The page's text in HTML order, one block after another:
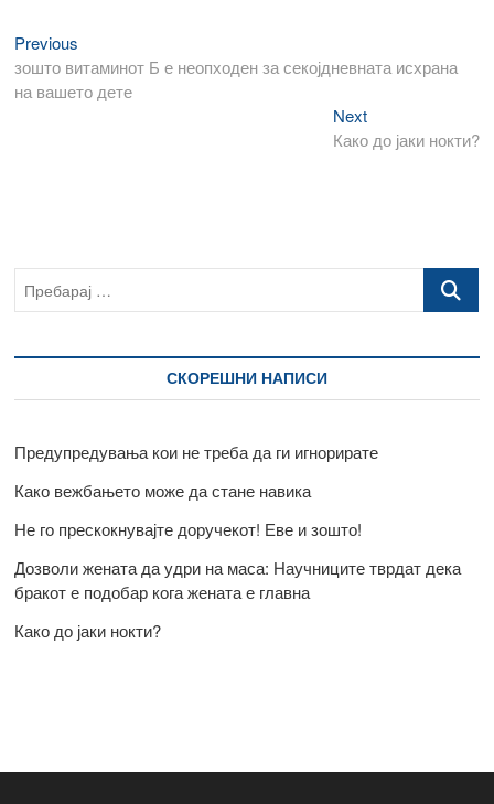
Навигација
на
Previous
post:
зошто витаминот Б е неопходен за секојдневната исхрана
на вашето дете
NextNext
post:
Како до јаки нокти?
Пребарај
СКОРЕШНИ НАПИСИ
Предупредувања кои не треба да ги игнорирате
Како вежбањето може да стане навика
Не го прескокнувајте доручекот! Еве и зошто!
Дозволи жената да удри на маса: Научниците тврдат дека
бракот е подобар кога жената е главна
Како до јаки нокти?